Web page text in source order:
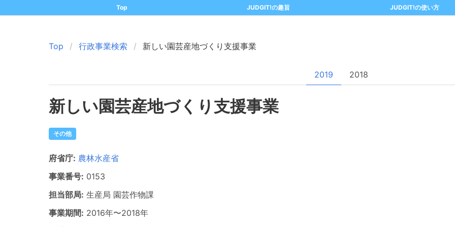
Top JUDGIT!の趣旨 JUDGIT!の使い方
Top 行政事業検索 新しい園芸産地づくり支援事業
2019 2018
新しい園芸産地づくり支援事業
その他
府省庁: 農林水産省
事業番号: 0153
担当部局: 生産局 園芸作物課
事業期間: 2016年〜2018年